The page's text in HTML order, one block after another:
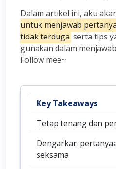
Dalam artikel ini, aku
untuk menjawab
tidak terduga serta tips
gunakan dalam
Follow mee~
Key Takeaways
Tetap tenang dan
Dengarkan
seksama